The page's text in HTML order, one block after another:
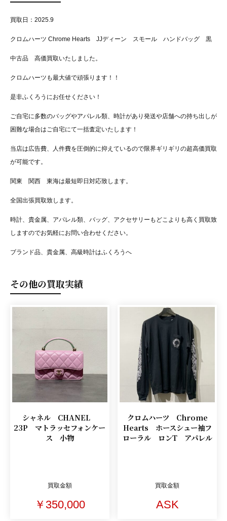
買取日：2025.9
クロムハーツ Chrome Hearts JJディーン スモール ハンドバッグ 黒
中古品 高価買取いたしました。
クロムハーツも最大値で頑張ります！！
是非ふくろうにお任せください！
ご自宅に多数のバッグやアパレル類、時計があり発送や店舗への持ち出しが
困難な場合はご自宅にて一括査定いたします！
当店は広告費、人件費を圧倒的に抑えているので限界ギリギリの超高価買取
が可能です。
関東 関西 東海は最短即日対応致します。
全国出張買取致します。
時計、貴金属、アパレル類、バッグ、アクセサリーもどこよりも高く買取致
しますのでお気軽にお問い合わせください。
ブランド品、貴金属、高級時計はふくろうへ
その他の買取実績
シャネル CHANEL
23P マトラッセフォンケー
ス 小物
買取金額
￥350,000
クロムハーツ Chrome
Hearts ホースシュー袖フ
ローラル ロンT アパレル
買取金額
ASK